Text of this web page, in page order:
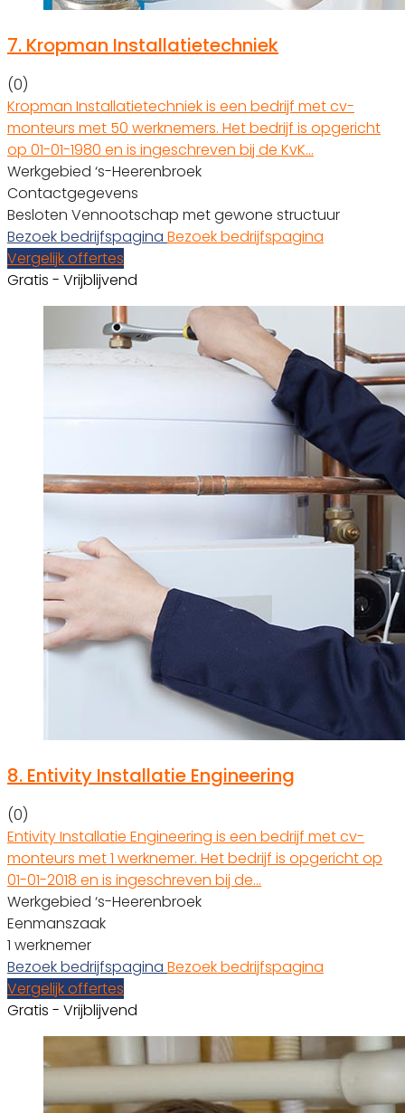
7. Kropman Installatietechniek
(0)
Kropman Installatietechniek is een bedrijf met cv-
monteurs met 50 werknemers. Het bedrijf is opgericht
op 01-01-1980 en is ingeschreven bij de KvK…
Werkgebied ‘s-Heerenbroek
Contactgegevens
Besloten Vennootschap met gewone structuur
Bezoek bedrijfspagina Bezoek bedrijfspagina
Vergelijk offertes
Gratis - Vrijblijvend
8. Entivity Installatie Engineering
(0)
Entivity Installatie Engineering is een bedrijf met cv-
monteurs met 1 werknemer. Het bedrijf is opgericht op
01-01-2018 en is ingeschreven bij de…
Werkgebied ‘s-Heerenbroek
Eenmanszaak
1 werknemer
Bezoek bedrijfspagina Bezoek bedrijfspagina
Vergelijk offertes
Gratis - Vrijblijvend